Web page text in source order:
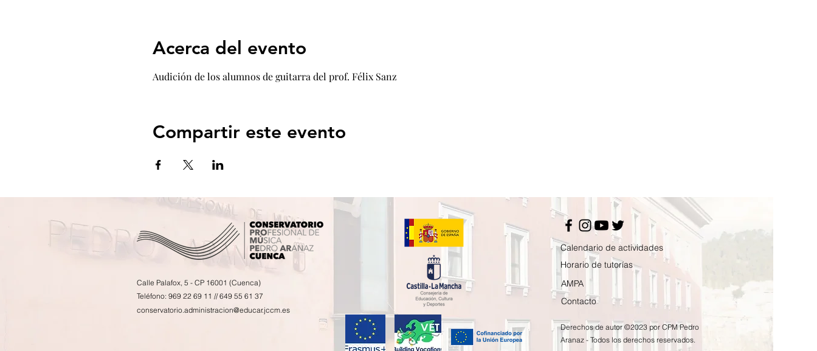
Acerca del evento
Audición de los alumnos de guitarra del prof. Félix Sanz
Compartir este evento
Calle Palafox, 5 - CP 16001 (Cuenca)
Teléfono: 969 22 69 11 // 649 55 61 37
conservatorio.administracion@educar.jccm.es
Calendario de actividades
Horario de tutorías
AMPA
Contacto
Derechos de autor ©2023 por CPM Pedro
Aranaz - Todos los derechos reservados.